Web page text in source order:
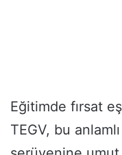
Eğitimde fırsat
TEGV, bu